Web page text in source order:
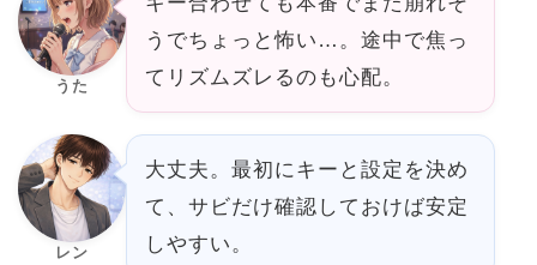
うた
うでちょっと怖い…。途中で焦っ
てリズムズレるのも心配。
レン
大丈夫。最初にキーと設定を決め
て、サビだけ確認しておけば安定
しやすい。